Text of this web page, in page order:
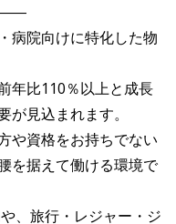
病院向けに特化した物
年比110％以上と成長
見込まれます。
や資格をお持ちでない
を据えて働ける環境で
、旅行・レジャー・ジ